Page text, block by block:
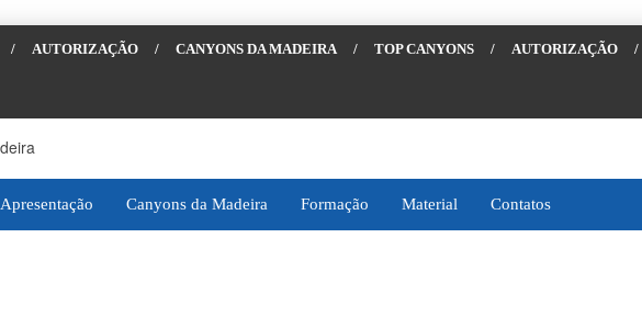
/ AUTORIZAÇÃO / CANYONS DA MADEIRA / TOP CANYONS / AUTORIZAÇÃO /
Apresentação Canyons da Madeira Formação Material Contatos